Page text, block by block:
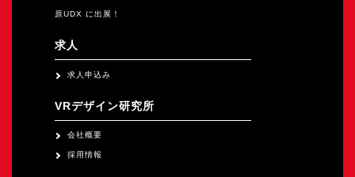
原UDX に出展！
求人
求人申込み
VRデザイン研究所
会社概要
採用情報